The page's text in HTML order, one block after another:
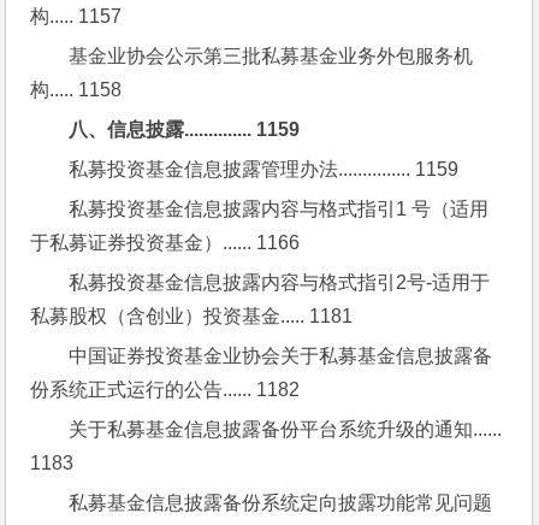
构..... 1157
基金业协会公示第三批私募基金业务外包服务机
构..... 1158
八、信息披露.............. 1159
私募投资基金信息披露管理办法............... 1159
私募投资基金信息披露内容与格式指引1 号（适用
于私募证券投资基金）...... 1166
私募投资基金信息披露内容与格式指引2号-适用于
私募股权（含创业）投资基金..... 1181
中国证券投资基金业协会关于私募基金信息披露备
份系统正式运行的公告...... 1182
关于私募基金信息披露备份平台系统升级的通知......
1183
私募基金信息披露备份系统定向披露功能常见问题